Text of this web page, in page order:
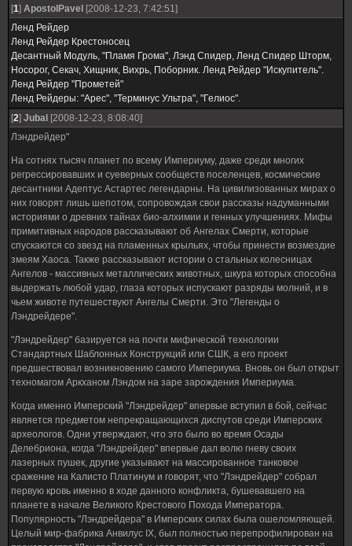
[1] ApostolPavel [2008-12-23, 7:42:51]
Ленд Рейдер
Ленд Рейдер Крестоносец
Десантный Модуль, "Пламя Грома", Лэнд Спидер, Ленд Спидер Шторм,
Носорог, Секач, Хищник, Вихрь, Поборник. Ленд Рейдер "Искупитель".
Ленд Рейдер "Прометей"
Ленд Рейдеры: "Арес", "Терминус Ультра", "Гелиос".
[2] Jubal [2008-12-23, 8:08:40]
Лэндрейдер"
На сотнях тысяч планет по всему Империуму, даже среди многих
регрессировавших и суеверных сообществ поселенцев, космические
десантники Адептус Астартес легендарны. На цивилизованных мирах о
них говорят лишь шепотом, сопровождая свои рассказы надуманными
историями о древних тайнах био-алхимии и генных улучшениях. Мифы
примитивных народов рассказывают об Ангелах Смерти, которые
спускаются со звезд на пламенных крыльях, чтобы принести возмездие
змеям Хаоса. Также рассказывают истории о стальных колесницах
Ангелов - массивных металлических животных, шкура которых способна
выдержать любой удар, глаза которых испускают разряды молний, и в
чьем животе путешествуют Ангелы Смерти. Это "Легенды о
Лэндрейдере".
"Лэндрейдер" базируется на почти мифической технологии
Стандартных Шаблонных Конструкций или СШК, а его проект
предшествовал возникновению самого Империума. Вновь он был открыт
техномагом Аркханом Лэндом на заре зарождения Империума.
Когда именно Имперский "Лэндрейдер" впервые вступил в бой, сейчас
является предметом непрекращающихся диспутов среди Имперских
археологов. Одни утверждают, что это было во время Осады
Делебриона, когда "Лэндрейдер" впервые дал волю гневу своих
лазерных пушек, другие указывают на массированное танковое
сражение на Калисто Платинум и говорят, что "Лэндрейдер" собрал
первую кровь именно в ходе данного конфликта, бушевавшего на
планете в начале Великого Крестового Похода Императора.
Популярность "Лэндрейдера" в Имперских силах была ошеломляющей.
Целый мир-фабрика Анвилус IX, был полностью перепрофилирован на